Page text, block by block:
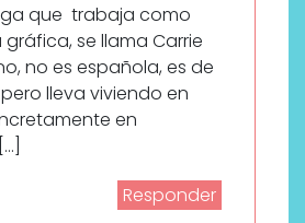
que trabaja como
se llama Carrie
no es española, es de
lleva viviendo en
en
Responder